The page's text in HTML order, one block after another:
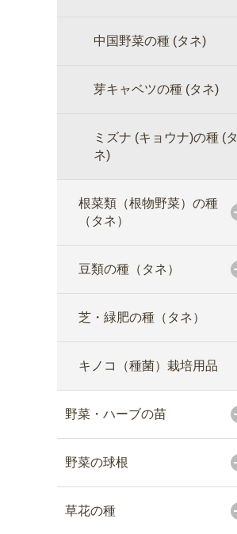
中国野菜の種 (タネ)
芽キャベツの種 (タネ)
ミズナ (キョウナ)の種 (タ
ネ)
根菜類（根物野菜）の種
（タネ）
豆類の種（タネ）
芝・緑肥の種（タネ）
キノコ（種菌）栽培用品
野菜・ハーブの苗
野菜の球根
草花の種